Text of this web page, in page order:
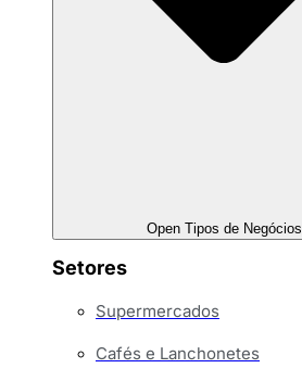
Open Tipos de Negócios
Setores
Supermercados
Cafés e Lanchonetes